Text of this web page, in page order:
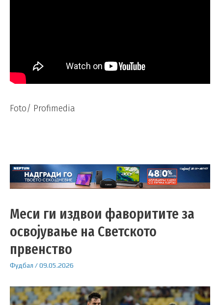
Foto/ Profimedia
Меси ги издвои фаворитите за
освојување на Светското
првенство
Фудбал /09.05.2026